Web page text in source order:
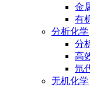
金
有
分析化学
分
高
氘
无机化学